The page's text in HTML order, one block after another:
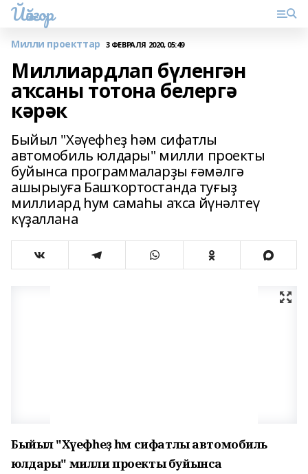
Йәйғор
Милли проекттар 3 ФЕВРАЛЯ 2020, 05:49
Миллиардлап бүленгән
аҡсаны тотона белергә
кәрәк
Быйыл "Хәүефһеҙ һәм сифатлы
автомобиль юлдары" милли проекты
буйынса программаларҙы ғәмәлгә
ашырыуға Башҡортостанда туғыҙ
миллиард һум самаһы аҡса йүнәлтеү
күҙаллана
Быйыл "Хәүефһеҙ һәм сифатлы автомобиль
юлдары" милли проекты буйынса